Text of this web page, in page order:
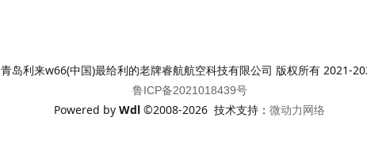
青岛利来w66(中国)最给利的老牌睿航航空科技有限公司 版权所有 2021-
鲁ICP备2021018439号
Powered by Wdl ©2008-2026 技术支持： 微动力网络